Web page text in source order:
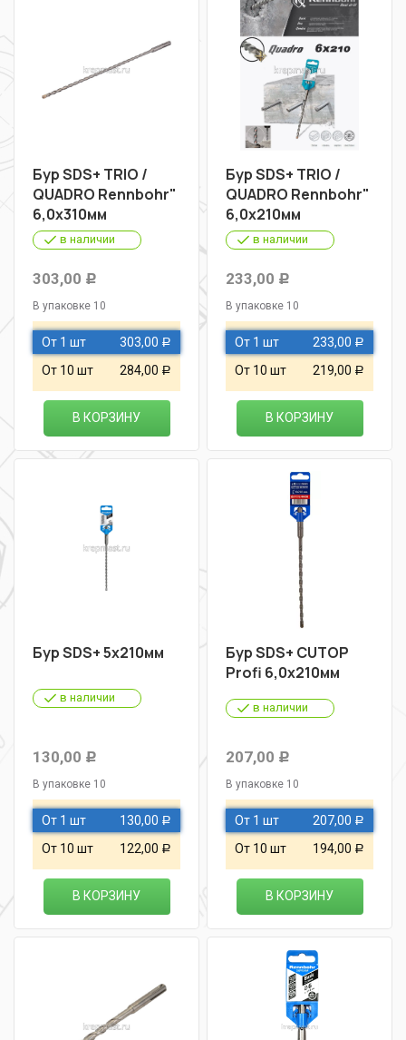
Бур SDS+ TRIO /
QUADRO Rennbohr"
6,0х310мм
в наличии
303,00 Р
В упаковке 10
От 1 шт 303,00 Р
От 10 шт 284,00 Р
В КОРЗИНУ
Бур SDS+ TRIO /
QUADRO Rennbohr"
6,0х210мм
в наличии
233,00 Р
В упаковке 10
От 1 шт 233,00 Р
От 10 шт 219,00 Р
В КОРЗИНУ
Бур SDS+ 5х210мм
в наличии
130,00 Р
В упаковке 10
От 1 шт 130,00 Р
От 10 шт 122,00 Р
В КОРЗИНУ
Бур SDS+ CUTOP
Profi 6,0х210мм
в наличии
207,00 Р
В упаковке 10
От 1 шт 207,00 Р
От 10 шт 194,00 Р
В КОРЗИНУ